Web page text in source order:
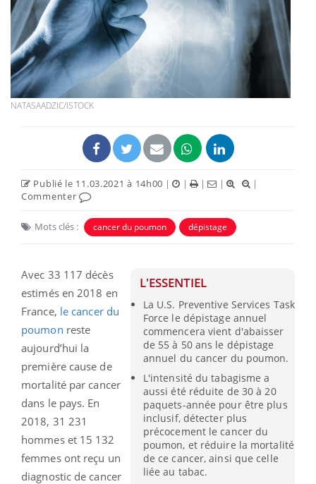
NATASAADZIC/ISTOCK
Publié le 11.03.2021 à 14h00 | | | |
|
Commenter
Mots clés : cancer du poumon dépistage
L'ESSENTIEL
La U.S. Preventive Services Task
Force le dépistage annuel
commencera vient d'abaisser
de 55 à 50 ans le dépistage
annuel du cancer du poumon.
L'intensité du tabagisme a
aussi été réduite de 30 à 20
paquets-année pour être plus
inclusif, détecter plus
précocement le cancer du
poumon, et réduire la mortalité
de ce cancer, ainsi que celle
liée au tabac.
Avec 33 117 décès
estimés en 2018 en
France, le cancer du
poumon reste
aujourd’hui la
première cause de
mortalité par cancer
dans le pays. En
2018, 31 231
hommes et 15 132
femmes ont reçu un
diagnostic de cancer